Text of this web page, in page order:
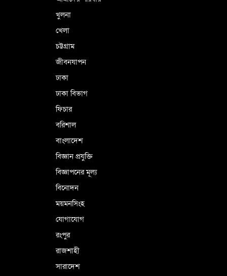
খুলনা
খেলা
চট্টগ্রাম
জীবনযাপন
ঢাকা
ঢাকা বিভাগ
ফিচার
বরিশাল
বাংলাদেশ
বিজ্ঞান প্রযুক্তি
বিজ্ঞাপনের মূল্য
বিনোদন
ময়মনসিংহ
যোগাযোগ
রংপুর
রাজশাহী
সারাদেশ